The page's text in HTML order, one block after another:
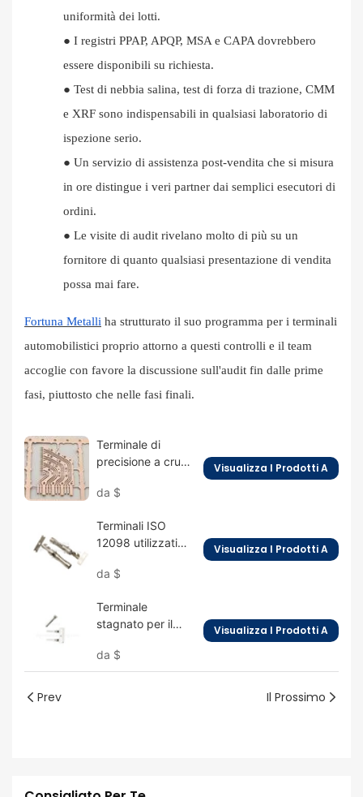
uniformità dei lotti.
● I registri PPAP, APQP, MSA e CAPA dovrebbero
essere disponibili su richiesta.
● Test di nebbia salina, test di forza di trazione, CMM
e XRF sono indispensabili in qualsiasi laboratorio di
ispezione serio.
● Un servizio di assistenza post-vendita che si misura
in ore distingue i veri partner dai semplici esecutori di
ordini.
● Le visite di audit rivelano molto di più su un
fornitore di quanto qualsiasi presentazione di vendita
possa mai fare.
Fortuna Metalli ha strutturato il suo programma per i terminali
automobilistici proprio attorno a questi controlli e il team
accoglie con favore la discussione sull'audit fin dalle prime
fasi, piuttosto che nelle fasi finali.
Terminale di
precisione a cruna
dell'intelligenza
da $
Visualizza I Prodotti A
Terminali ISO
12098 utilizzati
rimorchi
da $
Visualizza I Prodotti A
Terminale
stagnato per il
da $
Visualizza I Prodotti A
Prev Il Prossimo